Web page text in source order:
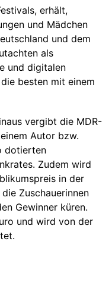
erhält,
und Mädchen
und dem
als
und digitalen
besten mit einem
vergibt die MDR-
Autor bzw.
dotierten
Zudem wird
in der
Zuschauerinnen
Gewinner küren.
und wird von der